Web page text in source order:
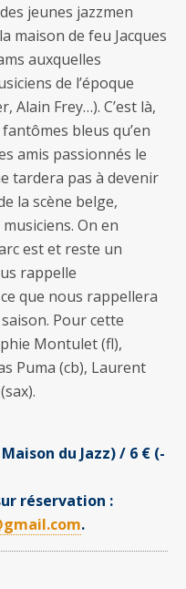
jeunes jazzmen
maison de feu Jacques
auxquelles
de l’époque
Alain Frey…). C’est là,
bleus qu’en
amis passionnés le
tardera pas à devenir
la scène belge,
On en
est et reste un
rappelle
que nous rappellera
Pour cette
Montulet (fl),
Puma (cb), Laurent
du Jazz) / 6 € (-
réservation :
.